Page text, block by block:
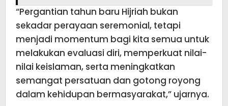
“Pergantian tahun baru Hijriah bukan
sekadar perayaan seremonial, tetapi
menjadi momentum bagi kita semua untuk
melakukan evaluasi diri, memperkuat nilai-
nilai keislaman, serta meningkatkan
semangat persatuan dan gotong royong
dalam kehidupan bermasyarakat,” ujarnya.